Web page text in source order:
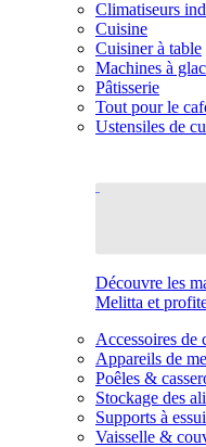
Climatiseurs
Cuisine
Cuisiner à table
Machines à
Pâtisserie
Tout pour le
Ustensiles de
Découvre les
Melitta et
Accessoires de
Appareils de
Poêles &
Stockage des
Supports à
Vaisselle &